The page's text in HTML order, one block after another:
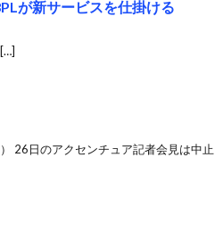
が新サービスを仕掛ける
26日のアクセンチュア記者会見は中止